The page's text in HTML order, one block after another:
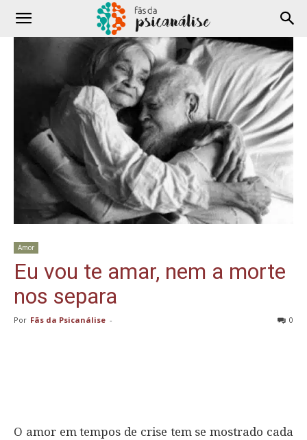
Amor
Eu vou te amar, nem a morte
nos separa
Por Fãs da Psicanálise - 0
O amor em tempos de crise tem se mostrado cada